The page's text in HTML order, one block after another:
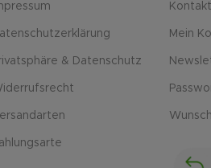
& Datenschutz
Kontakt
Mein